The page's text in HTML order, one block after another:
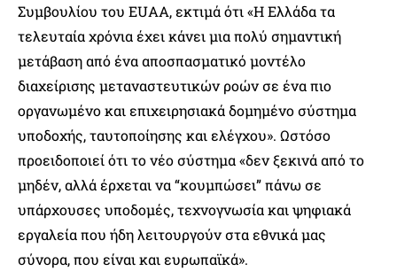
Συμβουλίου του EUAA, εκτιμά ότι «Η Ελλάδα τα
τελευταία χρόνια έχει κάνει μια πολύ σημαντική
μετάβαση από ένα αποσπασματικό μοντέλο
διαχείρισης μεταναστευτικών ροών σε ένα πιο
οργανωμένο και επιχειρησιακά δομημένο σύστημα
υποδοχής, ταυτοποίησης και ελέγχου». Ωστόσο
προειδοποιεί ότι το νέο σύστημα «δεν ξεκινά από το
μηδέν, αλλά έρχεται να “κουμπώσει” πάνω σε
υπάρχουσες υποδομές, τεχνογνωσία και ψηφιακά
εργαλεία που ήδη λειτουργούν στα εθνικά μας
σύνορα, που είναι και ευρωπαϊκά».